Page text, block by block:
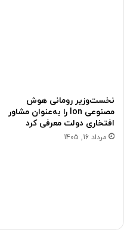
نخست‌وزیر رومانی هوش
مصنوعی Ion را به‌عنوان مشاور
افتخاری دولت معرفی کرد
مرداد 16, 1405